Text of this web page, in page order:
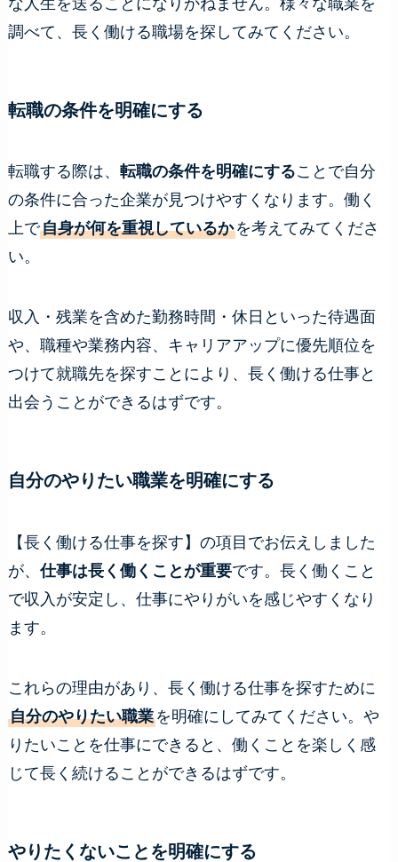
調べて、長く働ける職場を探してみてください。
転職の条件を明確にする
転職する際は、 転職の条件を明確にすることで自分
の条件に合った企業が見つけやすくなります。働く
上で自身が何を重視しているかを考えてみてくださ
い。
収入・残業を含めた勤務時間・休日といった待遇面
や、職種や業務内容、キャリアアップに優先順位を
つけて就職先を探すことにより、長く働ける仕事と
出会うことができるはずです。
自分のやりたい職業を明確にする
【長く働ける仕事を探す】の項目でお伝えしました
が、仕事は長く働くことが重要です。長く働くこと
で収入が安定し、仕事にやりがいを感じやすくなり
ます。
これらの理由があり、長く働ける仕事を探すために
自分のやりたい職業を明確にしてみてください。や
りたいことを仕事にできると、働くことを楽しく感
じて長く続けることができるはずです。
やりたくないことを明確にする